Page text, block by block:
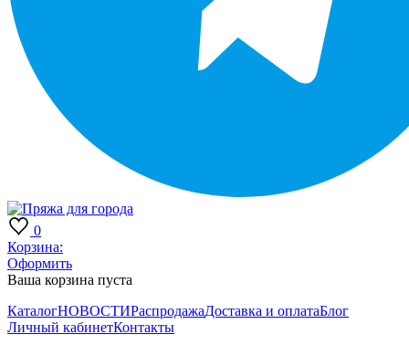
0
Корзина:
Оформить
Ваша корзина пуста
КаталогНОВОСТИРаспродажаДоставка и оплатаБлог
Личный кабинетКонтакты